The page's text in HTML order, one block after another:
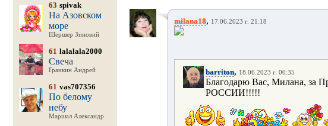
63 spivak
На Азовском
море
Шершер Зиновий
61 lalalala2000
Свеча
Гранкин Андрей
61 vas707356
По белому
небу
Маршал Александр
milana18, 17.06.2023 г. 21:18
barriton, 18.06.2023 г. 00:35
Благодарю Вас, Милана, за
РОССИИ!!!!!